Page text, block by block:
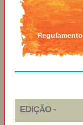
Regulamento
EDIÇÃO -